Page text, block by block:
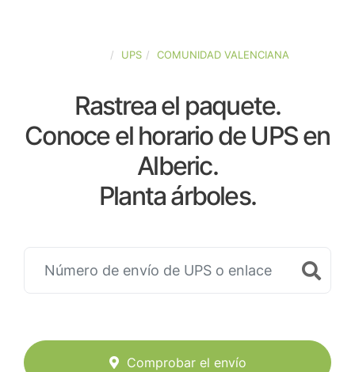
UPS COMUNIDAD VALENCIANA
Rastrea el paquete.
Conoce el horario de UPS en
Alberic.
Planta árboles.
Comprobar el envío